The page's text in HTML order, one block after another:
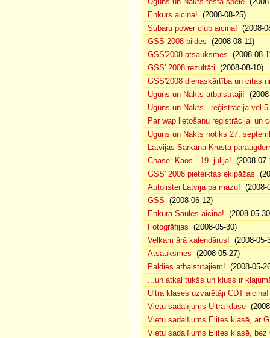
Enkurs aicina! (2008-08-25)
Subaru power club aicina! (2008-
GSS 2008 bildēs (2008-08-11)
GSS'2008 atsauksmēs (2008-08-
GSS' 2008 rezultāti (2008-08-10)
GSS'2008 dienaskārtība un citas
Uguns un Nakts atbalstītāji!
Uguns un Nakts - reģistrācija vēl
Par wap lietošanu reģistrācijai un
Uguns un Nakts notiks 27.
Latvijas Sarkanā Krusta
Chase: Kaos - 19. jūlijā! (2008-
GSS' 2008 pieteiktas ekipāžas
Autolistei Latvija pa mazu! (2008-
GSS (2008-06-12)
Enkura Saules aicina! (2008-05-
Fotogrāfijas (2008-05-30)
Velkam ārā kalendārus! (2008-05-
Atsauksmes (2008-05-27)
Paldies atbalstītājiem! (2008-05-
...un atkal tukšs un kluss ir
Ultra klases uzvarētāji CDT aicina!
Vietu sadalījums Ultra klasē
Vietu sadalījums Elites klasē, ar
Vietu sadalījums Elites klasē, bez